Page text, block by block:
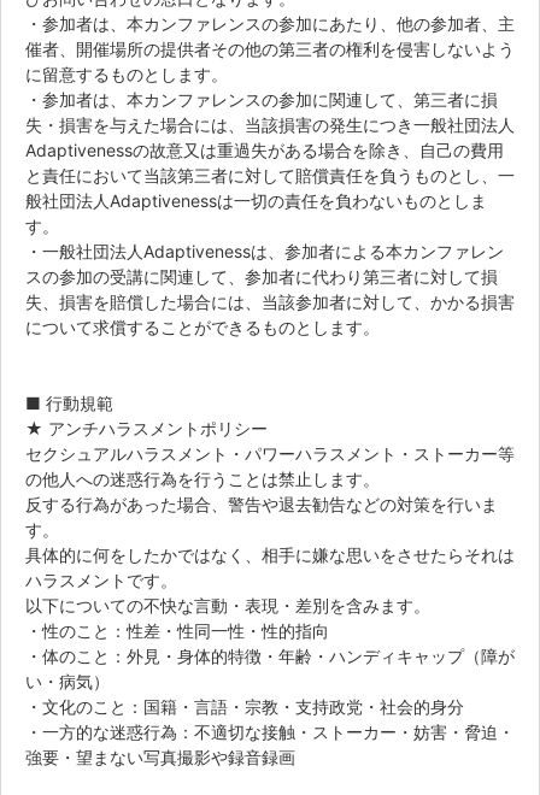
・参加者は、本カンファレンスの参加にあたり、他の参加者、主
催者、開催場所の提供者その他の第三者の権利を侵害しないよう
に留意するものとします。
・参加者は、本カンファレンスの参加に関連して、第三者に損
失・損害を与えた場合には、当該損害の発生につき一般社団法人
Adaptivenessの故意又は重過失がある場合を除き、自己の費用
と責任において当該第三者に対して賠償責任を負うものとし、一
般社団法人Adaptivenessは一切の責任を負わないものとしま
す。
・一般社団法人Adaptivenessは、参加者による本カンファレン
スの参加の受講に関連して、参加者に代わり第三者に対して損
失、損害を賠償した場合には、当該参加者に対して、かかる損害
について求償することができるものとします。
■ 行動規範
★ アンチハラスメントポリシー
セクシュアルハラスメント・パワーハラスメント・ストーカー等
の他人への迷惑行為を行うことは禁止します。
反する行為があった場合、警告や退去勧告などの対策を行いま
す。
具体的に何をしたかではなく、相手に嫌な思いをさせたらそれは
ハラスメントです。
以下についての不快な言動・表現・差別を含みます。
・性のこと：性差・性同一性・性的指向
・体のこと：外見・身体的特徴・年齢・ハンディキャップ（障が
い・病気）
・文化のこと：国籍・言語・宗教・支持政党・社会的身分
・一方的な迷惑行為：不適切な接触・ストーカー・妨害・脅迫・
強要・望まない写真撮影や録音録画